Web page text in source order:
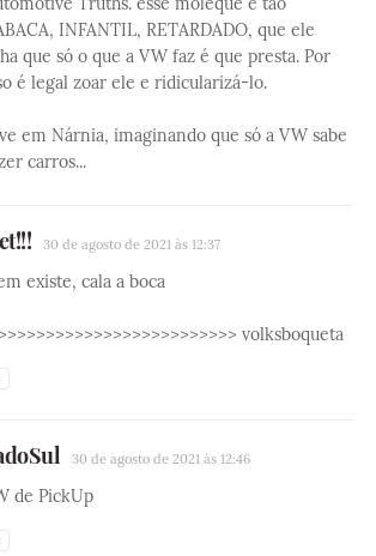
INFANTIL, RETARDADO, que ele
que só o que a VW faz é que presta. Por
é legal zoar ele e ridicularizá-lo.
em Nárnia, imaginando que só a VW sabe
carros...
30 de agosto de 2021 às 12:37
existe, cala a boca
volksboqueta
30 de agosto de 2021 às 12:46
de PickUp